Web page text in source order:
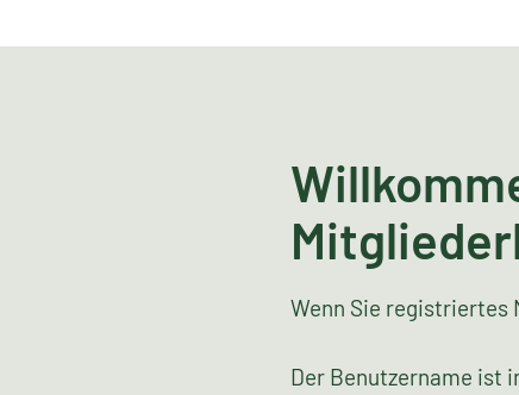
Wenn Sie registriertes
Der Benutzername ist